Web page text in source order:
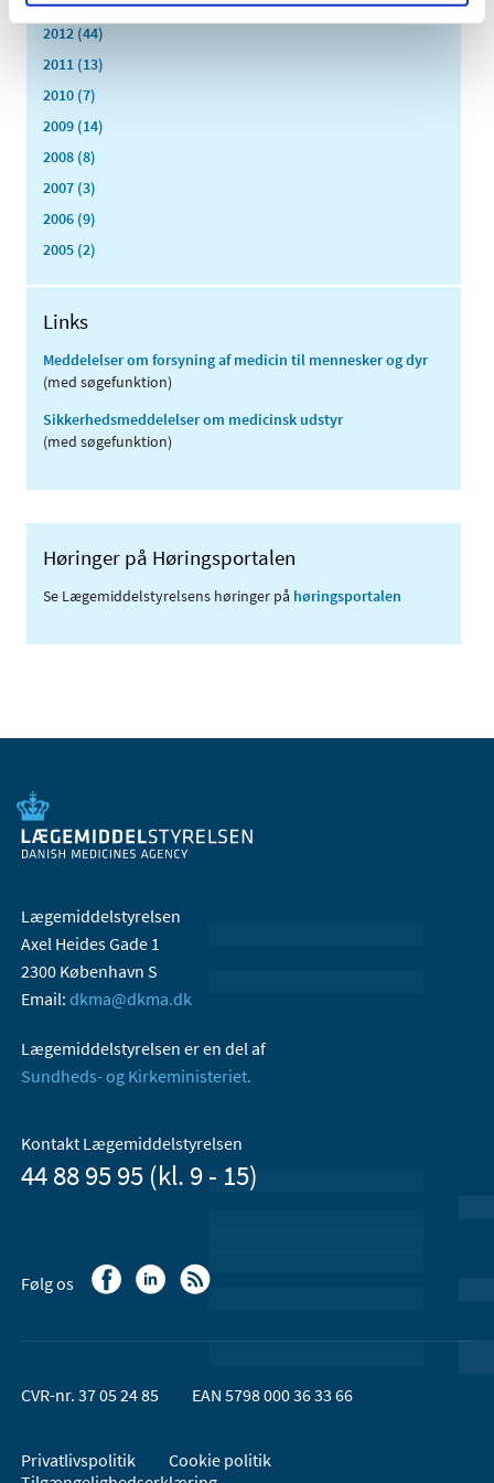
2012 (44)
2011 (13)
2010 (7)
2009 (14)
2008 (8)
2007 (3)
2006 (9)
2005 (2)
Links
Meddelelser om forsyning af medicin til mennesker og dyr
(med søgefunktion)
Sikkerhedsmeddelelser om medicinsk udstyr
(med søgefunktion)
Høringer på Høringsportalen
Se Lægemiddelstyrelsens høringer på høringsportalen
Lægemiddelstyrelsen
Axel Heides Gade 1
2300 København S
Email: dkma@dkma.dk
Lægemiddelstyrelsen er en del af
Sundheds- og Kirkeministeriet.
Kontakt Lægemiddelstyrelsen
44 88 95 95 (kl. 9 - 15)
Følg os
CVR-nr. 37 05 24 85 EAN 5798 000 36 33 66
Privatlivspolitik
Cookie politik